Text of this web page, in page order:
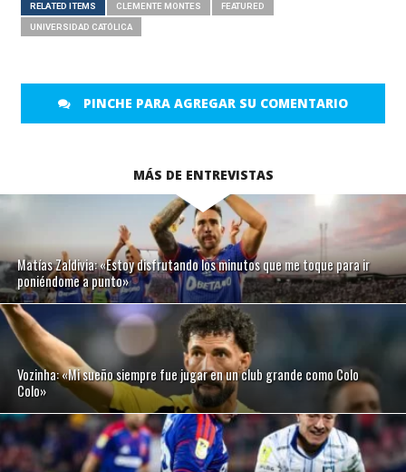
RELATED ITEMS CLEMENTE MONTES FEATURED
UNIVERSIDAD CATÓLICA
PINCHE PARA AGREGAR SU COMENTARIO
MÁS DE ENTREVISTAS
Matías Zaldivia: «Estoy disfrutando los minutos que me toque para ir
poniéndome a punto»
Vozinha: «Mi sueño siempre fue jugar en un club grande como Colo
Colo»